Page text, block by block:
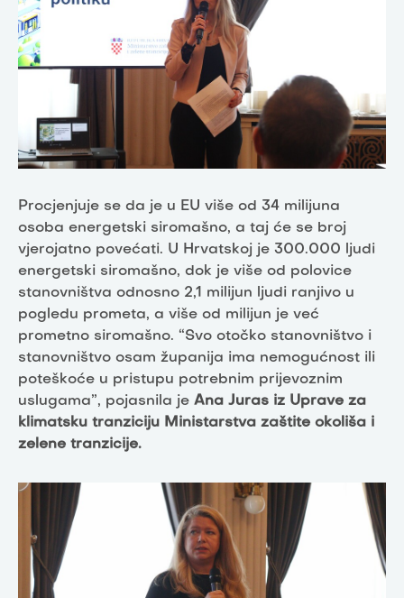
Procjenjuje se da je u EU više od 34 milijuna
osoba energetski siromašno, a taj će se broj
vjerojatno povećati. U Hrvatskoj je 300.000 ljudi
energetski siromašno, dok je više od polovice
stanovništva odnosno 2,1 milijun ljudi ranjivo u
pogledu prometa, a više od milijun je već
prometno siromašno. “Svo otočko stanovništvo i
stanovništvo osam županija ima nemogućnost ili
poteškoće u pristupu potrebnim prijevoznim
uslugama”, pojasnila je Ana Juras iz Uprave za
klimatsku tranziciju Ministarstva zaštite okoliša i
zelene tranzicije.